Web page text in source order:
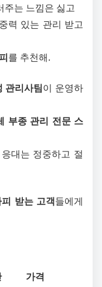
주는 느낌은 싫고
력 있는 관리 받고
를 추천해.
관리사팀이 운영하
부종 관리 전문 스
대는 정중하고 절
받는 고객들에게
가격